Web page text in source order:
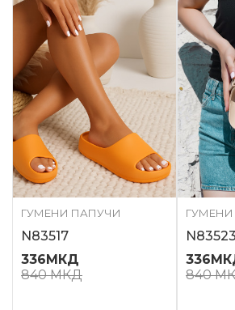
ГУМЕНИ ПАПУЧИ
N83517
336МКД
840МКД
N83523
336
840